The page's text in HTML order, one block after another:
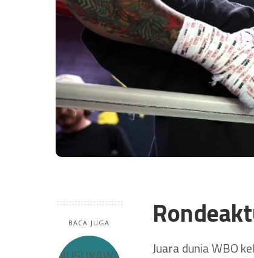
BACA JUGA
Juara dunia WBO